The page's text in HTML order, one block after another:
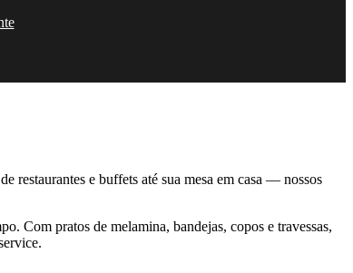
restaurantes e buffets até sua mesa em casa — nossos
Com pratos de melamina, bandejas, copos e travessas,